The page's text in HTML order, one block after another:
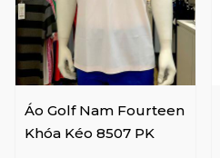
Áo Golf Nam Fourteen
Khóa Kéo 8507 PK